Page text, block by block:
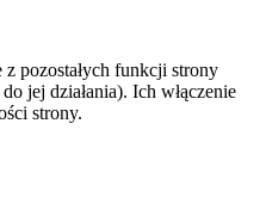
pozostałych funkcji strony
jej działania). Ich włączenie
strony.